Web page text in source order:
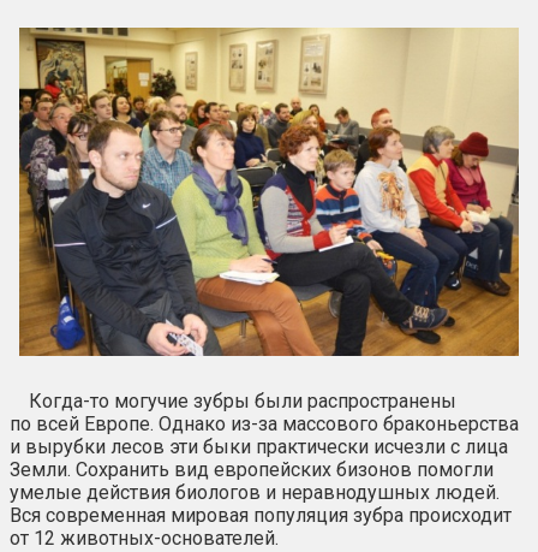
Когда-то могучие зубры были распространены
по всей Европе. Однако из-за массового браконьерства
и вырубки лесов эти быки практически исчезли с лица
Земли. Сохранить вид европейских бизонов помогли
умелые действия биологов и неравнодушных людей.
Вся современная мировая популяция зубра происходит
от 12 животных-основателей.